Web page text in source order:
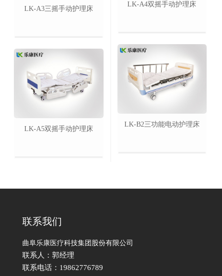
LK-A3三摇手动护理床
LK-A5双摇手动护理床
LK-A4双摇手动护理床
LK-B2三功能电动护理床
联系我们
曲阜乐康医疗科技集团股份有限公司
联系人：郭经理
联系电话：19862776789